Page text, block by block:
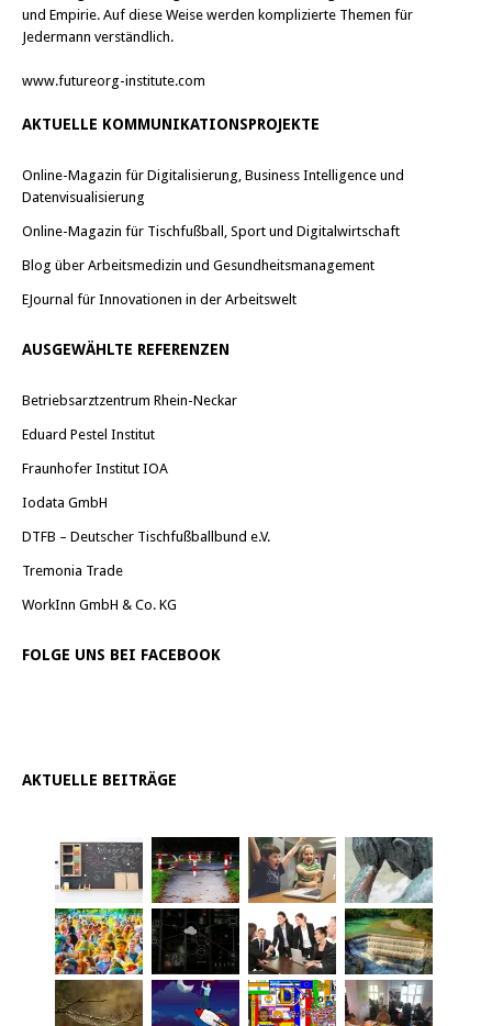
und Empirie. Auf diese Weise werden komplizierte Themen für
Jedermann verständlich.
www.futureorg-institute.com
AKTUELLE KOMMUNIKATIONSPROJEKTE
Online-Magazin für Digitalisierung, Business Intelligence und
Datenvisualisierung
Online-Magazin für Tischfußball, Sport und Digitalwirtschaft
Blog über Arbeitsmedizin und Gesundheitsmanagement
EJournal für Innovationen in der Arbeitswelt
AUSGEWÄHLTE REFERENZEN
Betriebsarztzentrum Rhein-Neckar
Eduard Pestel Institut
Fraunhofer Institut IOA
Iodata GmbH
DTFB – Deutscher Tischfußballbund e.V.
Tremonia Trade
WorkInn GmbH & Co. KG
FOLGE UNS BEI FACEBOOK
AKTUELLE BEITRÄGE